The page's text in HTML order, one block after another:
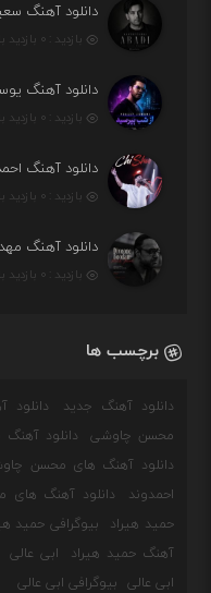
دانلود آهنگ
بازدید : ۰ بازدید بار /
بازدید : ۰ بازدید بار /
دانلود آهنگ
بازدید : ۰ بازدید بار /
دانلود آهنگ
بازدید : ۰ بازدید بار /
برچسب ها
دانلود آهنگ جدید دانلود
محسن چاوشی
دانلود
دانلود آهنگ های محسن
احمدوند
دانلود آهنگ های
حمید هیراد
بیوگرافی حمید
آهنگ حمید هیراد
ابی عالی
ابی عالی
بیوگرافی ابی عالی